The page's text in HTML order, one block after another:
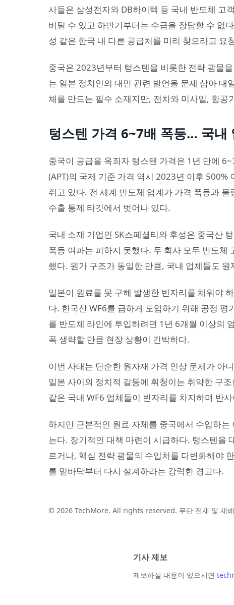
사들은 삼성전자와 DB하이텍 등 국내 반도체 고
버틸 수 있고 하반기부터는 수급을 장담할 수 없
성 같은 한국 내 다른 공급처를 미리 찾으라고 요
중국은 2023년부터 텅스텐을 비롯한 전략 광물
는 일본 정치인의 대만 관련 발언을 문제 삼아 대
체를 만드는 필수 소재지만, 전차와 미사일, 항
텅스텐 가격 6~7배 폭등… 국내
중국이 공급을 옥죄자 텅스텐 가격은 1년 만에
(APT)의 국제 기준 가격 역시 2023년 이후
쥐고 있다. 전 세계 반도체 업계가 가격 폭등과
수출 통제 타깃에서 벗어나 있다.
국내 소재 기업인 SK스페셜티와 후성은 중국산
폭등 여파는 피하지 못했다. 두 회사 모두 반도체
했다. 원가 구조가 동일한 만큼, 국내 업체들도
일본이 원료를 못 구해 발생한 빈자리를 채워야
다. 한국산 WF6를 급하게 도입하기 위해 공정
를 반도체 라인에 투입하려면 1년 6개월 이상의
폭 생략할 만큼 현장 상황이 긴박하다.
이번 사태는 단순한 원자재 가격 인상 문제가 아
일본 사이의 정치적 갈등에 휘청이는 취약한 구
같은 국내 WF6 업체들이 빈자리를 차지하며 반
하지만 근본적인 원료 자체를 중국에서 수입하
는다. 장기적인 대책 마련이 시급하다. 텅스텐
르거나, 핵심 전략 광물의 수입처를 다변화해야
를 밑바닥부터 다시 설계하라는 강력한 경고다.
© 2026 TechMore. All rights reserved. 무단 전재 및 재
기사 제보
제보하실 내용이 있으시면